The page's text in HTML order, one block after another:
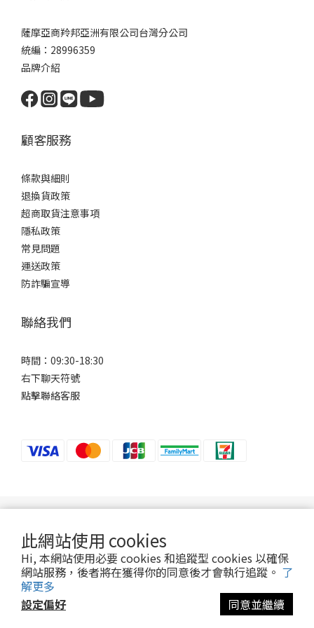
此網站使用 cookies
Hi, 本網站使用必要 cookies 和追蹤型 cookies 以確保
網站服務，後者將在獲得你的同意後才會執行追蹤。 了
解更多
設定偏好
同意並繼續
薩摩亞商羚邦亞洲有限公司台灣分公司
統編：28996359
品牌介紹
顧客服務
條款與細則
退換貨政策
超商取貨注意事項
隱私政策
常見問題
運送政策
防詐騙宣導
聯絡我們
時間：09:30-18:30
右下聊天符號
點擊聯絡客服
2024 ©Ani-Mall